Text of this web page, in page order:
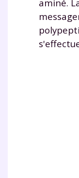
aminé.
Fiches
corrigés ,
Un
suivre